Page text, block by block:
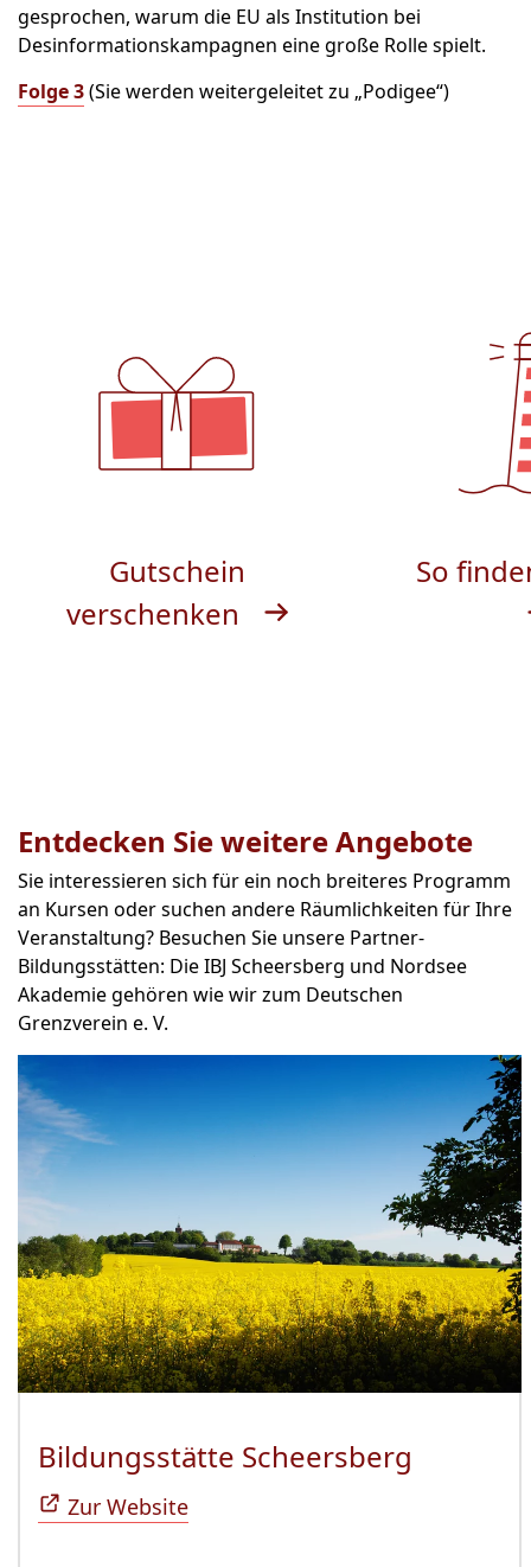
gesprochen, warum die EU als Institution bei
Desinformationskampagnen eine große Rolle spielt.
Folge 3(Sie werden weitergeleitet zu „Podigee“)
Gutschein
verschenken
So
Entdecken Sie weitere Angebote
Sie interessieren sich für ein noch breiteres Programm
an Kursen oder suchen andere Räumlichkeiten für Ihre
Veranstaltung? Besuchen Sie unsere Partner-
Bildungsstätten: Die IBJ Scheersberg und Nordsee
Akademie gehören wie wir zum Deutschen
Grenzverein e. V.
Bildungsstätte Scheersberg
Zur Website